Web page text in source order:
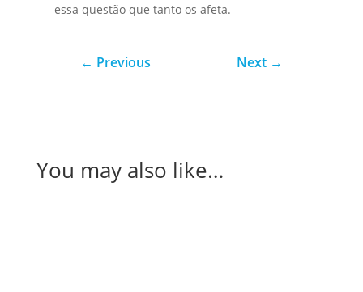
essa questão que tanto os afeta.
← Previous Next →
You may also like…